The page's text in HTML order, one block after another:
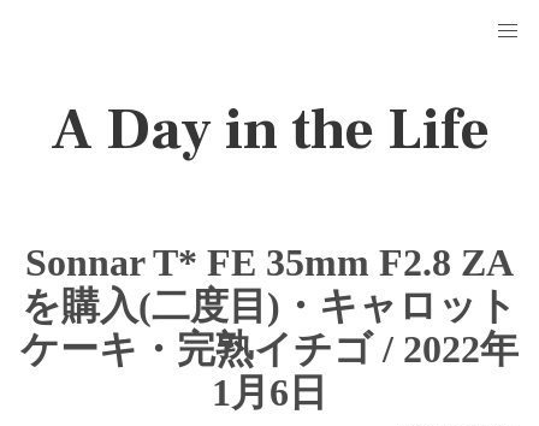
A Day in the Life
Sonnar T* FE 35mm F2.8 ZA
を購入(二度目)・キャロット
ケーキ・完熟イチゴ / 2022年
1月6日